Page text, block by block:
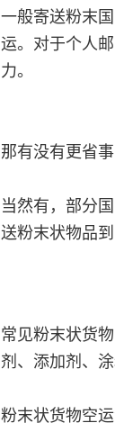
一般寄送粉末
运。对于个人
力。
那有没有更省
当然有，部分
送粉末状物品到
常见粉末状货
剂、添加剂、
粉末状货物空运